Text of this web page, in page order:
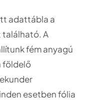
adattábla a
található. A
fém anyagú
földelő
esetben fólia